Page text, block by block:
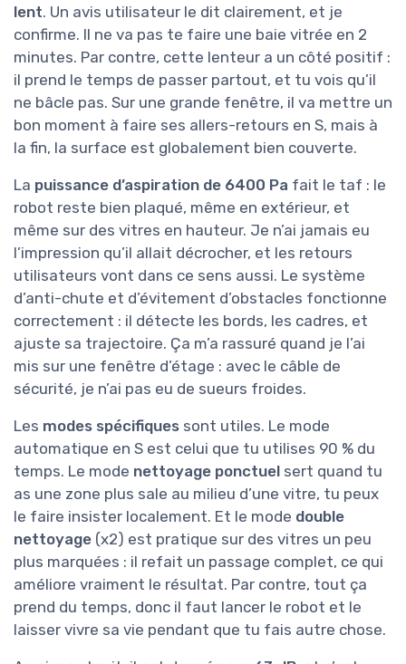
lent. Un avis utilisateur le dit clairement, et je
confirme. Il ne va pas te faire une baie vitrée en 2
minutes. Par contre, cette lenteur a un côté positif :
il prend le temps de passer partout, et tu vois qu’il
ne bâcle pas. Sur une grande fenêtre, il va mettre un
bon moment à faire ses allers-retours en S, mais à
la fin, la surface est globalement bien couverte.
La puissance d’aspiration de 6400 Pa fait le taf : le
robot reste bien plaqué, même en extérieur, et
même sur des vitres en hauteur. Je n’ai jamais eu
l’impression qu’il allait décrocher, et les retours
utilisateurs vont dans ce sens aussi. Le système
d’anti-chute et d’évitement d’obstacles fonctionne
correctement : il détecte les bords, les cadres, et
ajuste sa trajectoire. Ça m’a rassuré quand je l’ai
mis sur une fenêtre d’étage : avec le câble de
sécurité, je n’ai pas eu de sueurs froides.
Les modes spécifiques sont utiles. Le mode
automatique en S est celui que tu utilises 90 % du
temps. Le mode nettoyage ponctuel sert quand tu
as une zone plus sale au milieu d’une vitre, tu peux
le faire insister localement. Et le mode double
nettoyage (x2) est pratique sur des vitres un peu
plus marquées : il refait un passage complet, ce qui
améliore vraiment le résultat. Par contre, tout ça
prend du temps, donc il faut lancer le robot et le
laisser vivre sa vie pendant que tu fais autre chose.